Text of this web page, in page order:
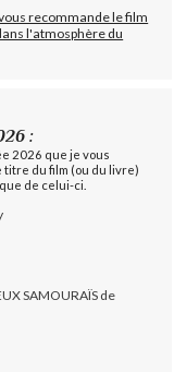
recommande le film
l'atmosphère du
:
2026 que je vous
titre du film (ou du livre)
de celui-ci.
SAMOURAÏS de